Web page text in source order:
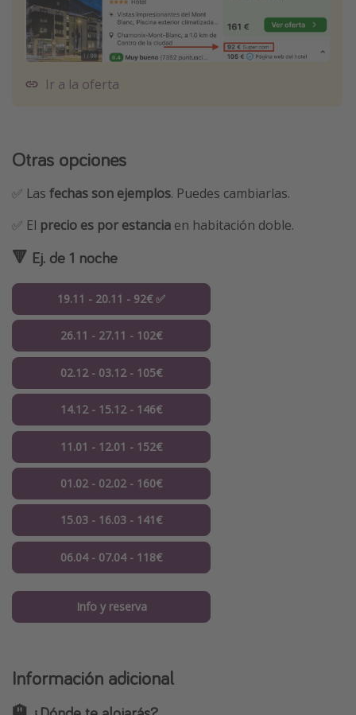
Ir a la oferta
Otras opciones
✅ Las fechas son ejemplos. Puedes cambiarlas.
✅ El precio es por estancia en habitación doble.
🔻 Ej. de 1 noche
19.11 - 20.11 - 92€ ✅
26.11 - 27.11 - 102€
02.12 - 03.12 - 105€
14.12 - 15.12 - 146€
11.01 - 12.01 - 152€
01.02 - 02.02 - 160€
15.03 - 16.03 - 141€
06.04 - 07.04 - 118€
Info y reserva
Información adicional